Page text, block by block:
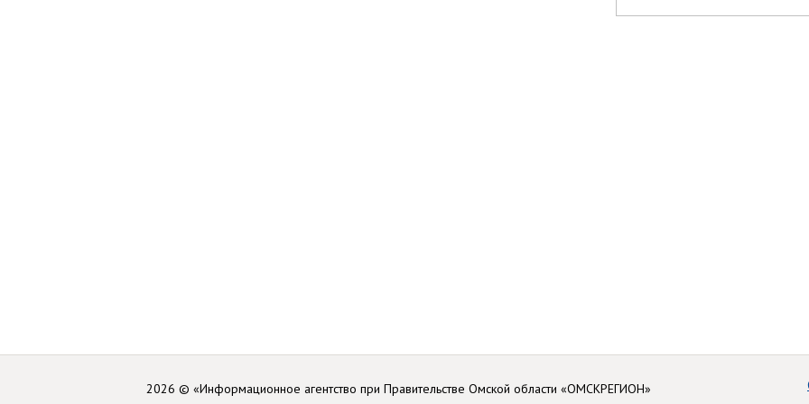
2026 © «Информационное агентство при Правительстве Омской области «ОМСКРЕГИОН»